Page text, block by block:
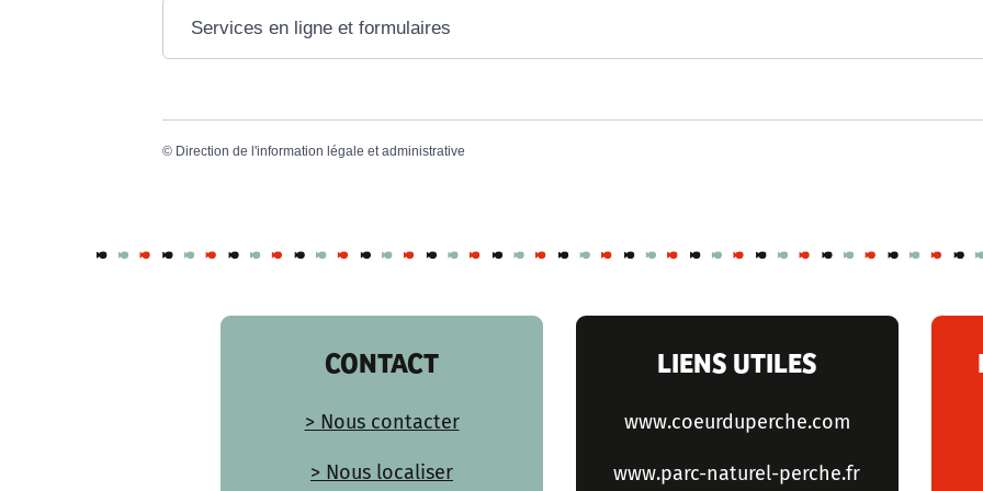
Services en ligne et formulaires
© Direction de l'information légale et administrative
CONTACT
> Nous contacter
> Nous localiser
LIENS UTILES
www.coeurduperche.com
www.parc-naturel-perche.fr